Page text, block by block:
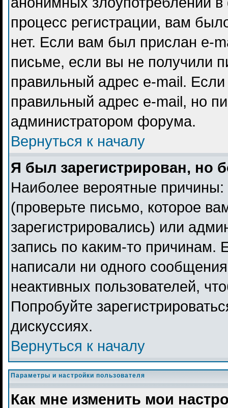
процесс регистрации, вам
нет. Если вам был прислан e-
письме, если вы не получили
правильный адрес e-mail.
правильный адрес e-mail, но
администратором форума.
Вернуться к началу
Я был зарегистрирован, но
Наиболее вероятные
(проверьте письмо, которое
зарегистрировались) или
запись по каким-то причинам.
написали ни одного
неактивных пользователей,
Попробуйте
дискуссиях.
Вернуться к началу
Параметры и настройки пользователя
Как мне изменить мои